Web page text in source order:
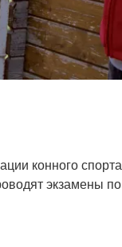
конного спорта
экзамены по